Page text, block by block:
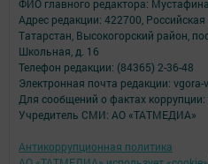
ФИО главного редактора:
Адрес редакции: 422700,
Татарстан, Высокогорский район,
Школьная, д. 16
Телефон редакции: (84365) 2-36-48
Электронная почта редакции: vgora-
Для сообщений о фактах
Учредитель СМИ: АО «ТАТМЕДИА»
Антикоррупционная политика